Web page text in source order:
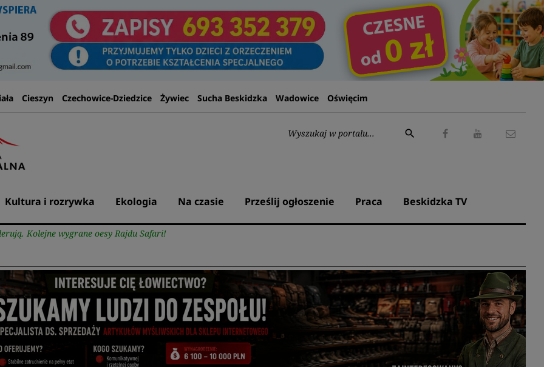
Cieszyn Czechowice-Dziedzice Żywiec Sucha Beskidzka Wadowice Oświęcim
Wyszukaj:
search
Kultura i rozrywka Ekologia Na czasie Prześlij ogłoszenie Praca Beskidzka TV
Kolejne wygrane oesy Rajdu Safari!